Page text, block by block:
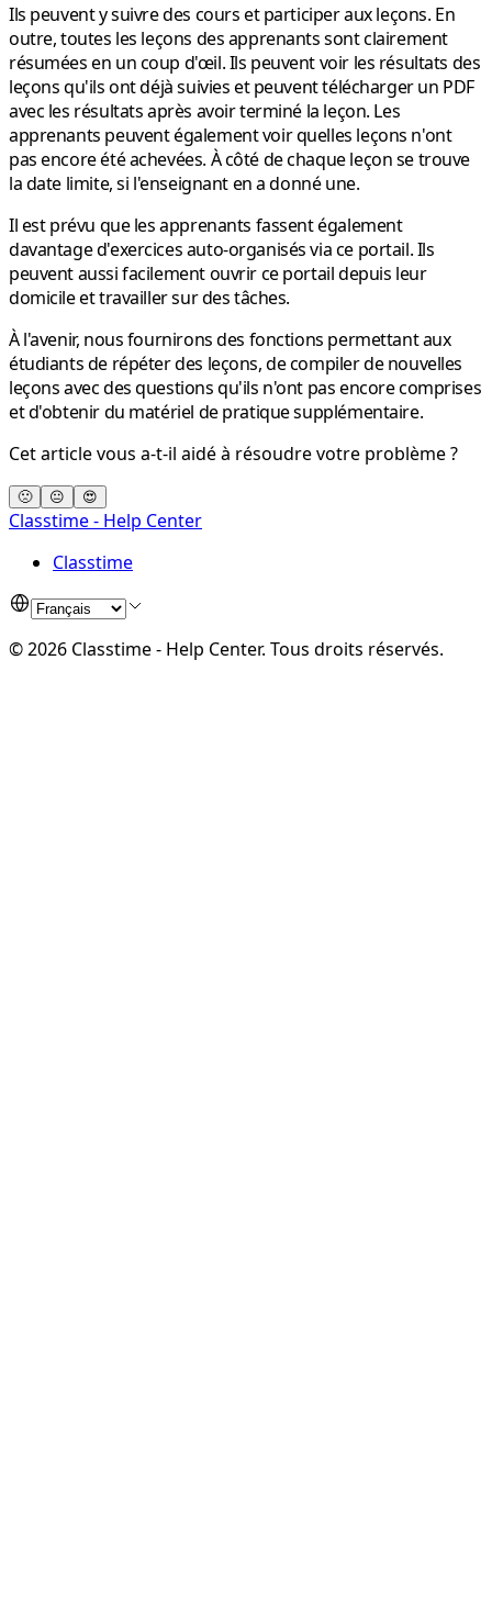
Ils peuvent y suivre des cours et participer aux leçons. En
outre, toutes les leçons des apprenants sont clairement
résumées en un coup d'œil. Ils peuvent voir les résultats des
leçons qu'ils ont déjà suivies et peuvent télécharger un PDF
avec les résultats après avoir terminé la leçon. Les
apprenants peuvent également voir quelles leçons n'ont
pas encore été achevées. À côté de chaque leçon se trouve
la date limite, si l'enseignant en a donné une.
Il est prévu que les apprenants fassent également
davantage d'exercices auto-organisés via ce portail. Ils
peuvent aussi facilement ouvrir ce portail depuis leur
domicile et travailler sur des tâches.
À l'avenir, nous fournirons des fonctions permettant aux
étudiants de répéter des leçons, de compiler de nouvelles
leçons avec des questions qu'ils n'ont pas encore comprises
et d'obtenir du matériel de pratique supplémentaire.
Cet article vous a-t-il aidé à résoudre votre problème ?
🙁 😐 😍
Classtime - Help Center
Classtime
©2026 Classtime - Help Center. Tous droits réservés.